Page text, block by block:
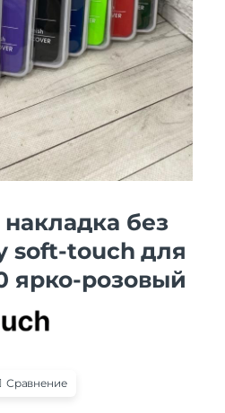
без
soft-touch для
ярко-розовый
Сравнение